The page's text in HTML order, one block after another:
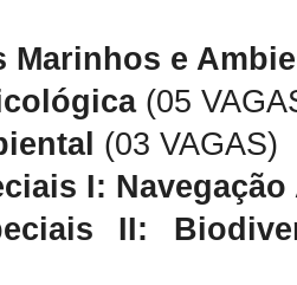
Marinhos e
(05
(03 VAGAS)
I:
II: